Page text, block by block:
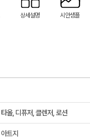
상세설명 시안샘플
타올, 디퓨저, 클렌저, 로션
아트지